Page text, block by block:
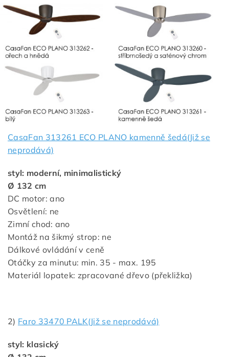
CasaFan 313261 ECO PLANO kamenně šedá(Již se
neprodává)
styl: moderní, minimalistický
Ø 132 cm
DC motor: ano
Osvětlení: ne
Zimní chod: ano
Montáž na šikmý strop: ne
Dálkové ovládání v ceně
Otáčky za minutu: min. 35 - max. 195
Materiál lopatek: zpracované dřevo (překližka)
2) Faro 33470 PALK(Již se neprodává)
styl: klasický